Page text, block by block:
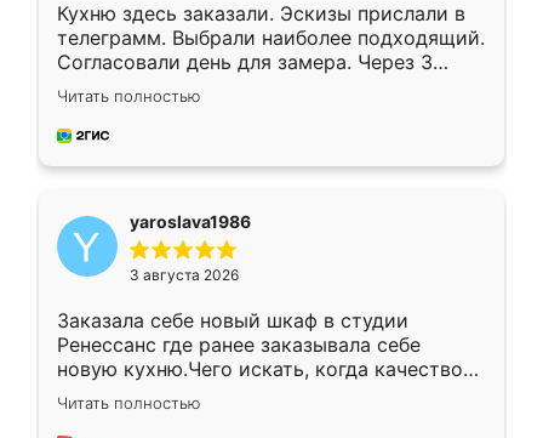
Кухню здесь заказали. Эскизы прислали в
телеграмм. Выбрали наиболее подходящий.
Согласовали день для замера. Через 3
недели кухня была уже готова. Остались
довольны работой. Спасибо Ренессанс
мебель за качественную работу!
Читать полностью
yaroslava1986
3 августа 2026
Заказала себе новый шкаф в студии
Ренессанс где ранее заказывала себе
новую кухню.Чего искать, когда качеством
вполне довольна. Служит кухня уже почти
два года, нареканий нет.
Читать полностью